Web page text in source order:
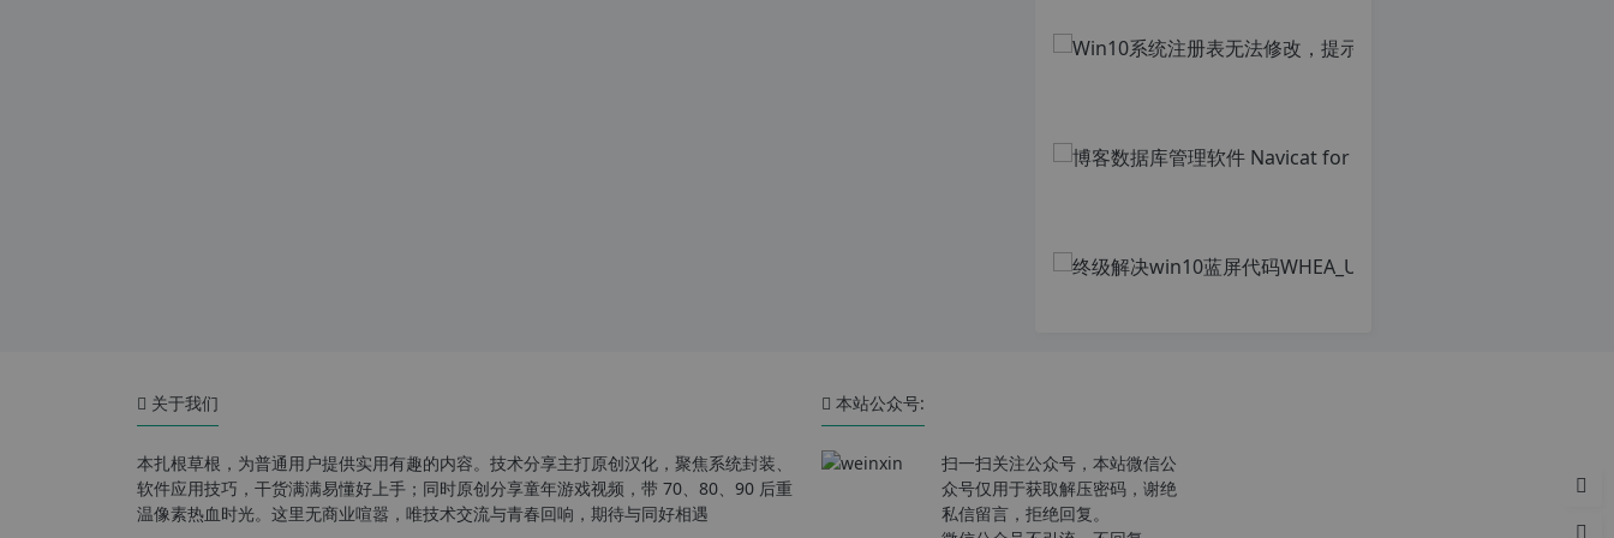
关于我们
本扎根草根，为普通用户提供实用有趣的内容。技术分享主打原创汉化，聚焦系统封装、
软件应用技巧，干货满满易懂好上手；同时原创分享童年游戏视频，带 70、80、90 后重
温像素热血时光。这里无商业喧嚣，唯技术交流与青春回响，期待与同好相遇
本站公众号:
扫一扫关注公众号，本站微信公
众号仅用于获取解压密码，谢绝
私信留言，拒绝回复。